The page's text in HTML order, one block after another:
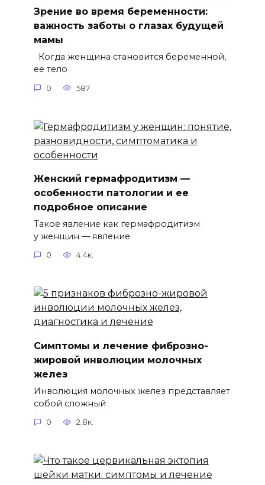
Зрение во время беременности:
важность заботы о глазах будущей
мамы
Когда женщина становится беременной,
ее тело
0 587
Женский гермафродитизм —
особенности патологии и ее
подробное описание
Такое явление как гермафродитизм
у женщин — явление
0 4.4к.
Симптомы и лечение фиброзно-
жировой инволюции молочных
желез
Инволюция молочных желез представляет
собой сложный
0 2.8к.